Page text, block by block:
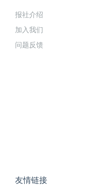
报社介绍
加入我们
问题反馈
友情链接